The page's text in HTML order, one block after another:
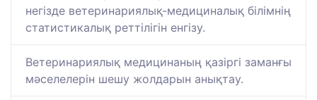
негізде ветеринариялық-медициналық білімнің
статистикалық реттілігін енгізу.
Ветеринариялық медицинаның қазіргі заманғы
мәселелерін шешу жолдарын анықтау.